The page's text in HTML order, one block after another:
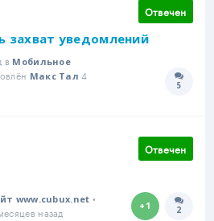
Отвечен
захват уведомлений
в Мобильное
Макс Тал 4
5
Отвечен
www.cubux.net •
назад +1 2